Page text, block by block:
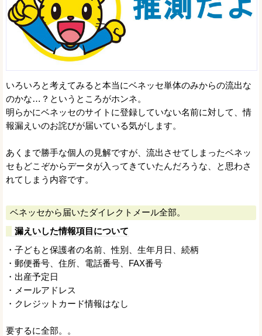
いろいろと考えてみると本当にベネッセ単体のみからの流出な
のかな…？というところがホンネ。
明らかにベネッセのサイトに登録していない名前に対して、情
報漏えいのお詫びが届いている気がします。
あくまで勝手な個人の見解ですが、流出させてしまったベネッ
セもどこぞからデータが入ってきていたんだろうな、と思わさ
れてしまう内容です。
ベネッセから届いたダイレクトメール全部。
漏えいした情報項目について
・子どもと保護者の名前、性別、生年月日、続柄
・郵便番号、住所、電話番号、FAX番号
・出産予定日
・メールアドレス
・クレジットカード情報はなし
要するに全部。。